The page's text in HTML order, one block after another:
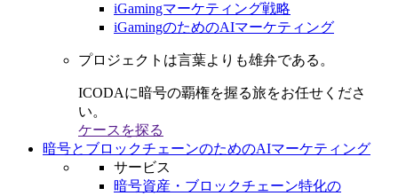
iGamingマーケティング戦略
iGamingのためのAIマーケティング
プロジェクトは言葉よりも雄弁である。
ICODAに暗号の覇権を握る旅をお任せくださ
い。
ケースを探る
暗号とブロックチェーンのためのAIマーケティング
サービス
暗号資産・ブロックチェーン特化の